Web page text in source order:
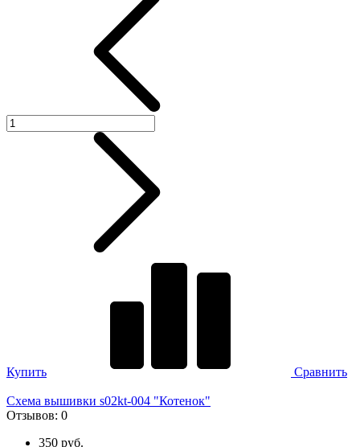
Купить Сравнить
Схема вышивки s02kt-004 "Котенок"
Отзывов: 0
350 руб.